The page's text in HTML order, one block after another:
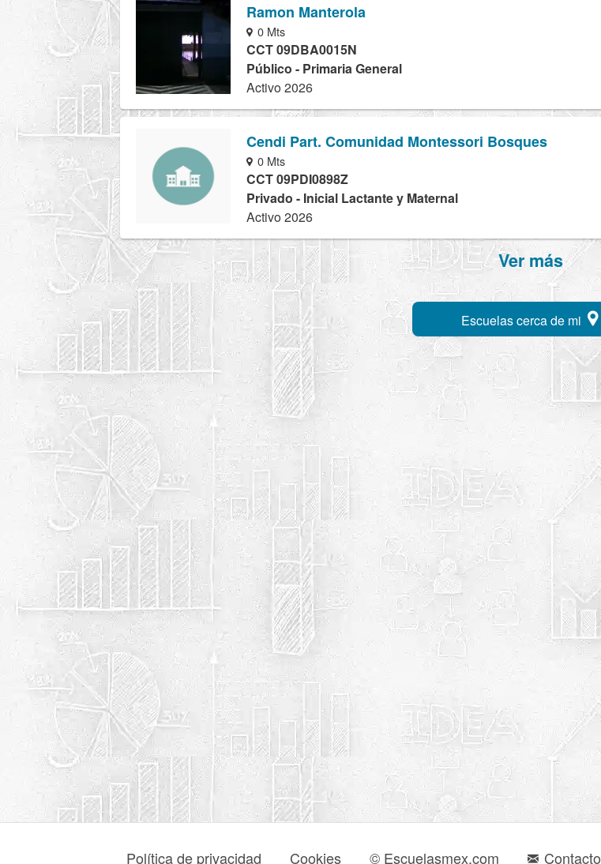
Ramon Manterola
0 Mts
CCT 09DBA0015N
Público - Primaria General
Activo 2026
Cendi Part. Comunidad Montessori Bosques
0 Mts
CCT 09PDI0898Z
Privado - Inicial Lactante y Maternal
Activo 2026
Ver más
Escuelas cerca de mi
Política de privacidad Cookies © Escuelasmex.com Contacto